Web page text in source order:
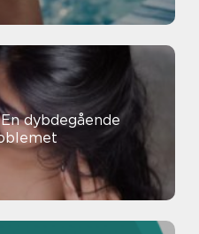
dybdegående